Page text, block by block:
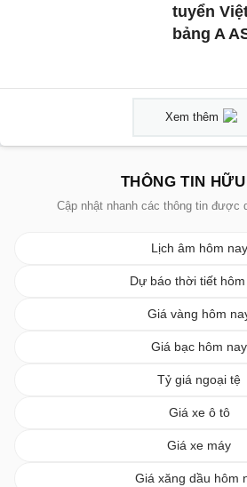
tuyển
bảng A
Xem thêm
THÔNG TIN
Cập nhật nhanh các thông tin được
Lịch âm hôm nay
Dự báo thời tiết
Giá vàng hôm
Giá bạc hôm nay
Tỷ giá ngoại tệ
Giá xe ô tô
Giá xe máy
Giá xăng dầu hôm